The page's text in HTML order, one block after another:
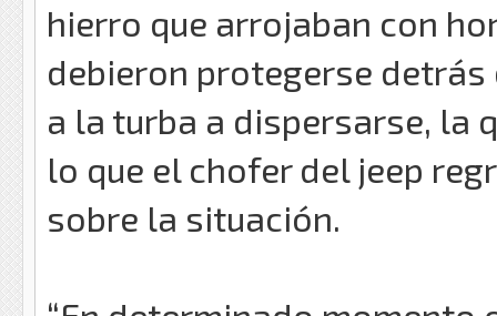
hierro que arrojaban con
debieron protegerse
a la turba a dispersarse, la
lo que el chofer del jeep
sobre la situación.